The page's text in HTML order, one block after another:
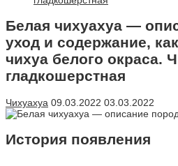
Белая чихуахуа —
уход и содержание,
чихуа белого окраса.
гладкошерстная
Чихуахуа 09.03.2022 03.03.2022
История появления